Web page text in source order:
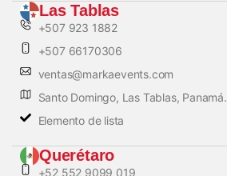
Las Tablas
+507 923 1882
+507 66170306
ventas@markaevents.com
Santo Domingo, Las Tablas, Panamá.
Elemento de lista
Querétaro
+52 552 9099 019